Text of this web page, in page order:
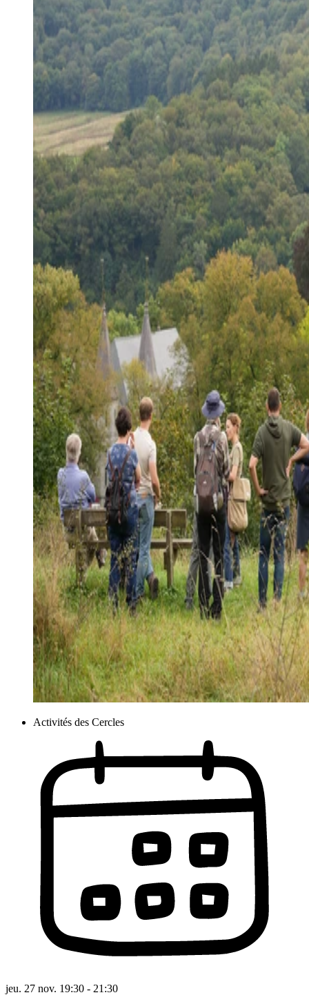
Activités des Cercles
jeu. 27 nov. 19:30 - 21:30